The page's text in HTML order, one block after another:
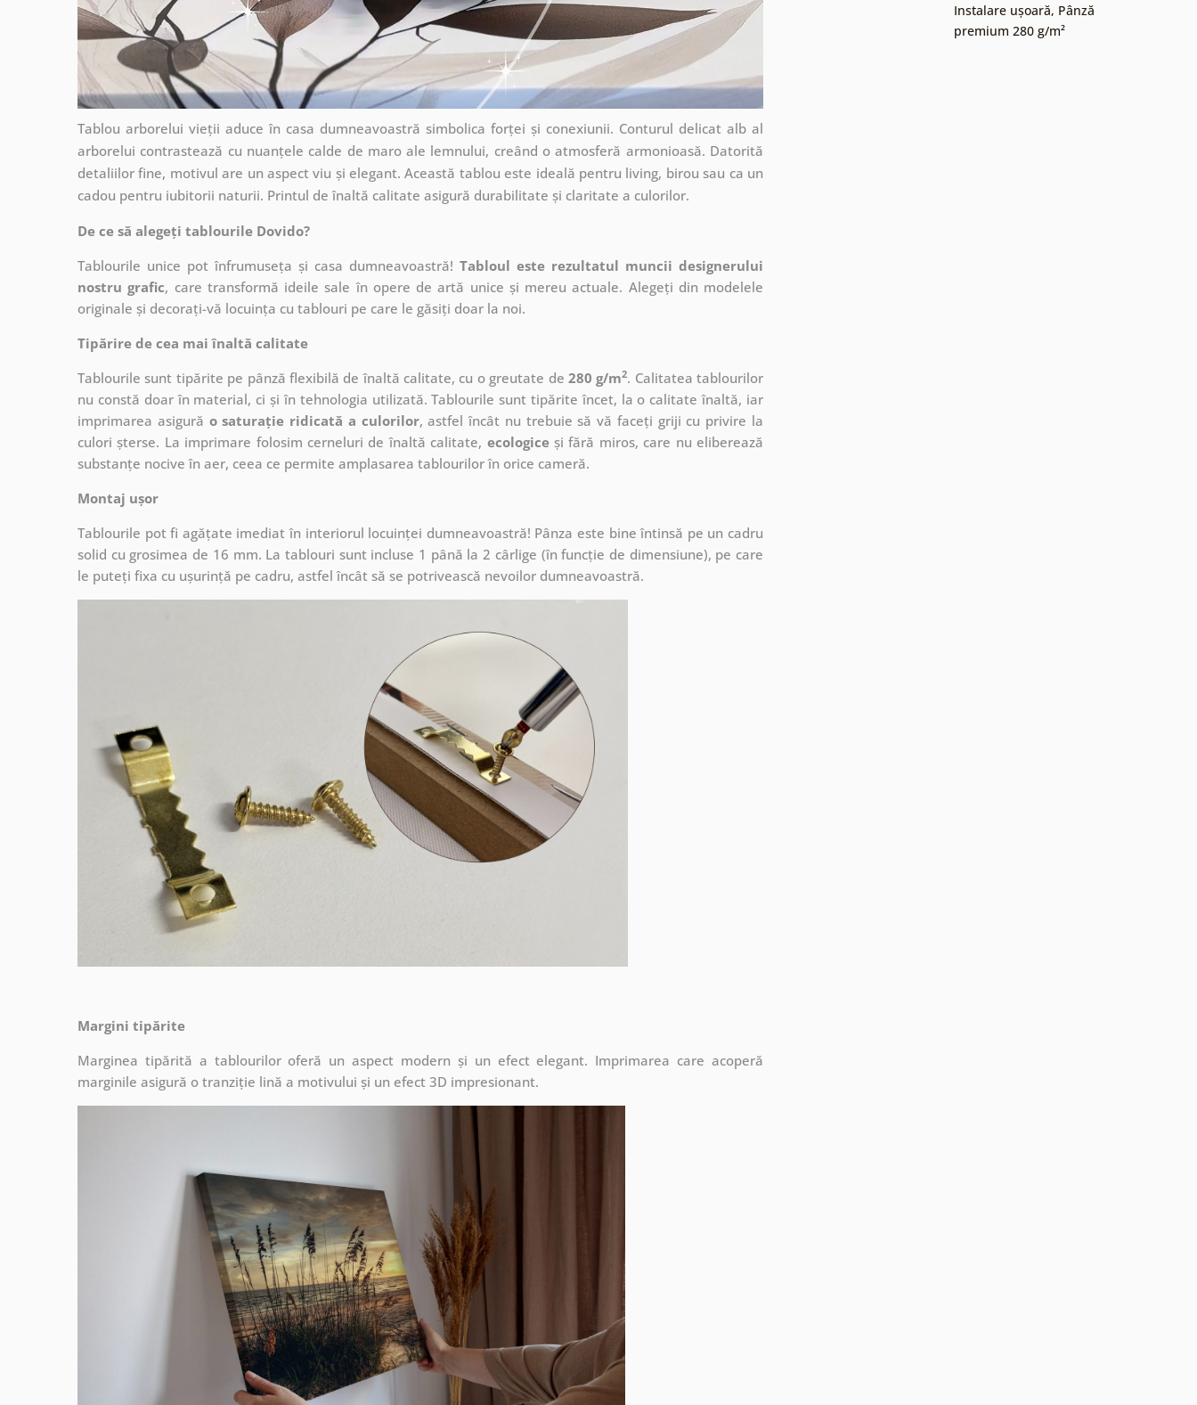
Tablou arborelui vieții aduce în casa dumneavoastră simbolica forței și conexiunii. Conturul delicat alb al
arborelui contrastează cu nuanțele calde de maro ale lemnului, creând o atmosferă armonioasă. Datorită
detaliilor fine, motivul are un aspect viu și elegant. Această tablou este ideală pentru living, birou sau ca un
cadou pentru iubitorii naturii. Printul de înaltă calitate asigură durabilitate și claritate a culorilor.
De ce să alegeți tablourile Dovido?
Tablourile unice pot înfrumuseța și casa dumneavoastră! Tabloul este rezultatul muncii designerului
nostru grafic, care transformă ideile sale în opere de artă unice și mereu actuale. Alegeți din modelele
originale și decorați-vă locuința cu tablouri pe care le găsiți doar la noi.
Tipărire de cea mai înaltă calitate
Tablourile sunt tipărite pe pânză flexibilă de înaltă calitate, cu o greutate de 280 g/m2. Calitatea tablourilor
nu constă doar în material, ci și în tehnologia utilizată. Tablourile sunt tipărite încet, la o calitate înaltă, iar
imprimarea asigură o saturație ridicată a culorilor, astfel încât nu trebuie să vă faceți griji cu privire la
culori șterse. La imprimare folosim cerneluri de înaltă calitate, ecologiceși fără miros, care nu eliberează
substanțe nocive în aer, ceea ce permite amplasarea tablourilor în orice cameră.
Montaj ușor
Tablourile pot fi agățate imediat în interiorul locuinței dumneavoastră! Pânza este bine întinsă pe un cadru
solid cu grosimea de 16 mm. La tablouri sunt incluse 1 până la 2 cârlige (în funcție de dimensiune), pe care
le puteți fixa cu ușurință pe cadru, astfel încât să se potrivească nevoilor dumneavoastră.
Margini tipărite
Marginea tipărită a tablourilor oferă un aspect modern și un efect elegant. Imprimarea care acoperă
marginile asigură o tranziție lină a motivului și un efect 3D impresionant.
Instalare ușoară, Pânză
premium 280 g/m²